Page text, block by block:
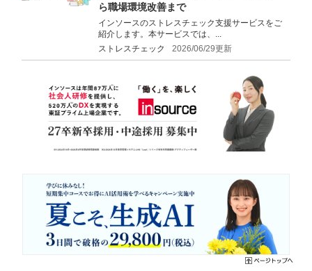
ら職場環境改善まで
インソースのストレスチェック支援サービスをご
紹介します。本サービスでは、...
ストレスチェック
2026/06/29更新